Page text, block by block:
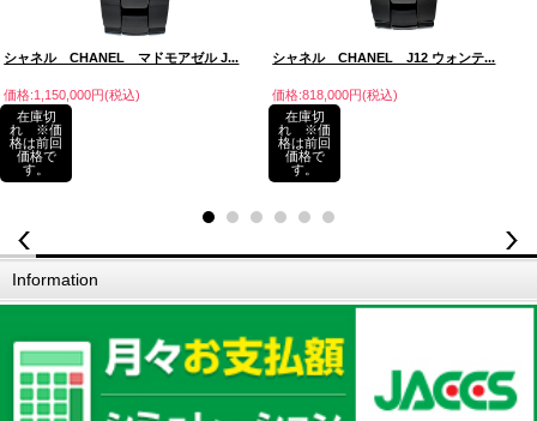
シャネル CHANEL マドモアゼル J...
価格:1,150,000円(税込)
在庫切
れ ※価
格は前回
価格で
す。
シャネル CHANEL J12 ウォンテ...
価格:818,000円(税込)
在庫切
れ ※価
格は前回
価格で
す。
Information